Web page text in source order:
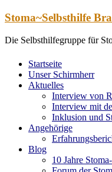
Zum
springen
Stoma~Selbsthilfe
Die Selbsthilfegruppe für
Startseite
Unser Schirmherr
Aktuelles
Interview von
Interview mit
Inklusion und
Angehörige
Blog
10 Jahre